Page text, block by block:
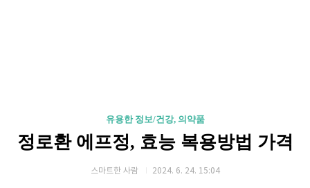
유용한 정보/건강, 의약품
정로환 에프정, 효능 복용방법 가격
스마트한 사람 2024. 6. 24. 15:04